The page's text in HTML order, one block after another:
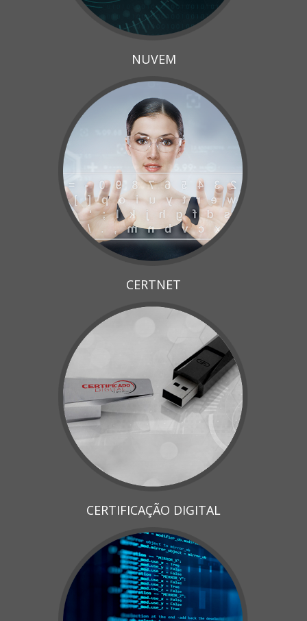
NUVEM
CERTNET
CERTIFICAÇÃO DIGITAL